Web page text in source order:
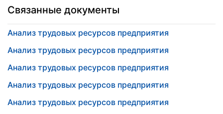
Связанные документы
Анализ трудовых ресурсов предприятия
Анализ трудовых ресурсов предприятия
Анализ трудовых ресурсов предприятия
Анализ трудовых ресурсов предприятия
Анализ трудовых ресурсов предприятия